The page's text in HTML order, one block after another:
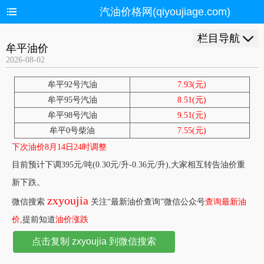
汽油价格网(qiyoujiage.com)
栏目导航
牟平油价
2026-08-02
牟平92号汽油
7.93(元)
牟平95号汽油
8.51(元)
牟平98号汽油
9.51(元)
牟平0号柴油
7.55(元)
下次油价8月14日24时调整
目前预计下调395元/吨(0.30元/升-0.36元/升),大家相互转告油价重
新下跌。
微信搜索 zxyoujia 关注“最新油价查询”微信公众号查询最新油
价,提前知道油价涨跌
点击复制 zxyoujia 到微信搜索